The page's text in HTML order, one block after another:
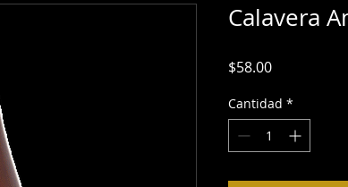
Calavera
$58.00Precio
Cantidad *